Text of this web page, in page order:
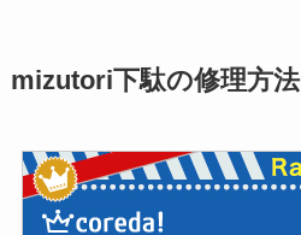
mizutori下駄の修理方法